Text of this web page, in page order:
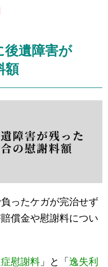
後遺障害が
額
ったケガが完治せず
償金や慰謝料につい
慰謝料 」と「逸失利